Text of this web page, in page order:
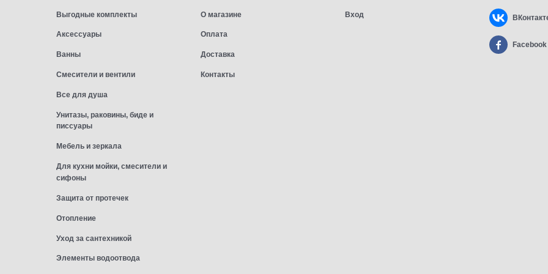
Выгодные комплекты
Аксессуары
Ванны
Смесители и вентили
Все для душа
Унитазы, раковины, биде и
писсуары
Мебель и зеркала
Для кухни мойки, смесители и
сифоны
Защита от протечек
Отопление
Уход за сантехникой
Элементы водоотвода
О магазине
Оплата
Доставка
Контакты
Вход
Facebook